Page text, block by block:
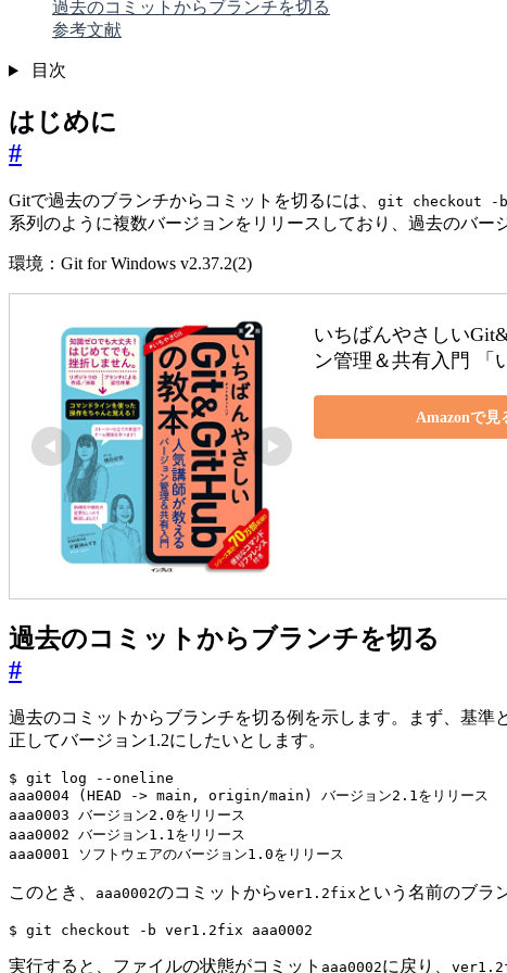
過去のコミットからブランチを切る
参考文献
目次
はじめに
#
Gitで過去のブランチからコミットを切るには、 git checkout -b <
系列のように複数バージョンをリリースしており、過去のバー
環境：Git for Windows v2.37.2(2)
いちばんやさしい
ン管理＆共有入門 「
Amazonで見
過去のコミットからブランチを切る
#
過去のコミットからブランチを切る例を示します。まず、基準
正してバージョン1.2にしたいとします。
aaa0001 ソフトウェアのバージョン1.0をリリース
このとき、 aaa0002のコミットからver1.2fix という名前のブラ
$ git checkout -b ver1.2fix aaa0002
実行すると、ファイルの状態がコミット aaa0002に戻り、